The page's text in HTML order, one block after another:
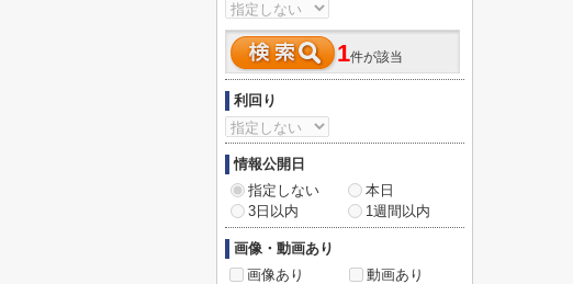
1件が該当
利回り
情報公開日
指定しない
本日
3日以内
1週間以内
画像・動画あり
画像あり
動画あり